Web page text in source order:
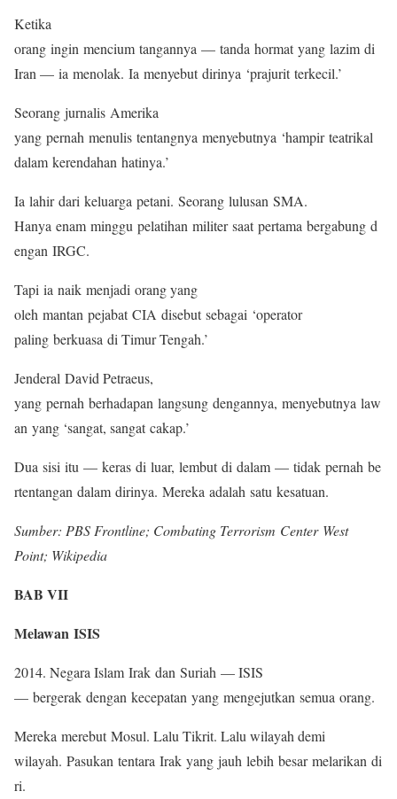
Ketika
orang ingin mencium tangannya — tanda hormat yang lazim di
Iran — ia menolak. Ia menyebut dirinya ‘prajurit terkecil.’
Seorang jurnalis Amerika
yang pernah menulis tentangnya menyebutnya ‘hampir teatrikal
dalam kerendahan hatinya.’
Ia lahir dari keluarga petani. Seorang lulusan SMA.
Hanya enam minggu pelatihan militer saat pertama bergabung d
engan IRGC.
Tapi ia naik menjadi orang yang
oleh mantan pejabat CIA disebut sebagai ‘operator
paling berkuasa di Timur Tengah.’
Jenderal David Petraeus,
yang pernah berhadapan langsung dengannya, menyebutnya law
an yang ‘sangat, sangat cakap.’
Dua sisi itu — keras di luar, lembut di dalam — tidak pernah be
rtentangan dalam dirinya. Mereka adalah satu kesatuan.
Sumber: PBS Frontline; Combating Terrorism Center West
Point; Wikipedia
BAB VII
Melawan ISIS
2014. Negara Islam Irak dan Suriah — ISIS
— bergerak dengan kecepatan yang mengejutkan semua orang.
Mereka merebut Mosul. Lalu Tikrit. Lalu wilayah demi
wilayah. Pasukan tentara Irak yang jauh lebih besar melarikan di
ri.